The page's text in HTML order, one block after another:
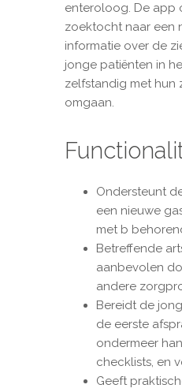
enteroloog. De app
zoektocht naar een
informatie over de
jonge patiënten in
zelfstandig met hun
omgaan.
Ondersteunt
een nieuwe
met b
Betreffende
aanbevolen
andere
Bereidt de
de eerste
ondermeer
checklists, en
Geeft